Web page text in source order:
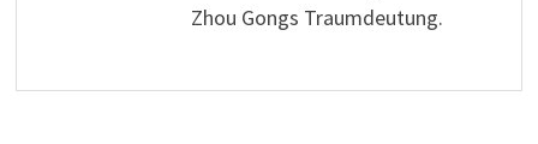
Zhou Gongs Traumdeutung.